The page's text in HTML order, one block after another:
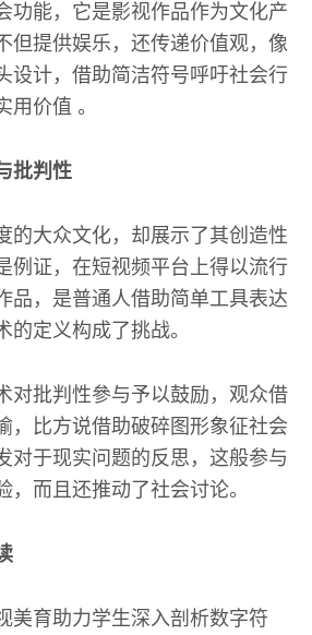
功能，它是影视作品作为文化产
但提供娱乐，还传递价值观，像
设计，借助简洁符号呼吁社会行
用价值 。
批判性
的大众文化，却展示了其创造性
例证，在短视频平台上得以流行
品，是普通人借助简单工具表达
的定义构成了挑战。
对批判性參与予以鼓励，观众借
，比方说借助破碎图形象征社会
对于现实问题的反思，这般参与
，而且还推动了社会讨论。
美育助力学生深入剖析数字符